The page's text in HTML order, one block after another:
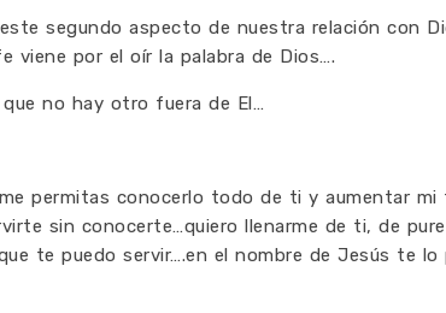
segundo aspecto de nuestra relación con
viene por el oír la palabra de Dios….
no hay otro fuera de El…
permitas conocerlo todo de ti y aumentar mi
sin conocerte…quiero llenarme de ti, de
te puedo servir….en el nombre de Jesús te lo